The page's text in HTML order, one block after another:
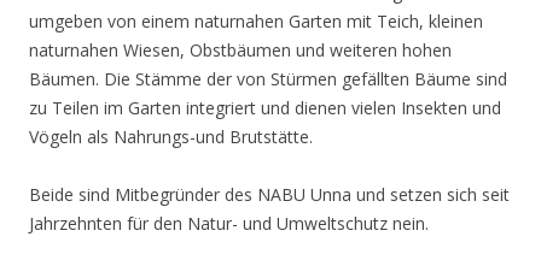
umgeben von einem naturnahen Garten mit Teich, kleinen
naturnahen Wiesen, Obstbäumen und weiteren hohen
Bäumen. Die Stämme der von Stürmen gefällten Bäume sind
zu Teilen im Garten integriert und dienen vielen Insekten und
Vögeln als Nahrungs-und Brutstätte.
Beide sind Mitbegründer des NABU Unna und setzen sich seit
Jahrzehnten für den Natur- und Umweltschutz nein.